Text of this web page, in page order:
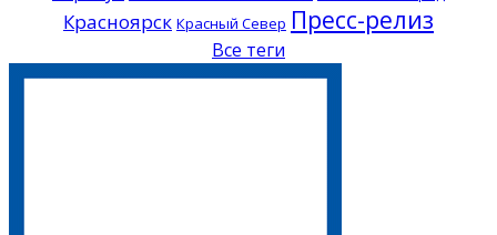
Красноярск Красный Север Пресс-релиз
Все теги